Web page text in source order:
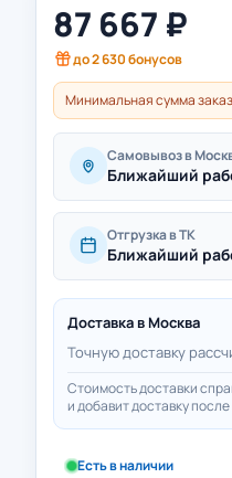
87 667 ₽
до2 630бонусов
Минимальная сумма
Самовывоз в
Ближайший
Отгрузка в ТК
Ближайший
Доставка в Москва
Точную доставку
Стоимость доставки
и добавит доставку
Есть в наличии